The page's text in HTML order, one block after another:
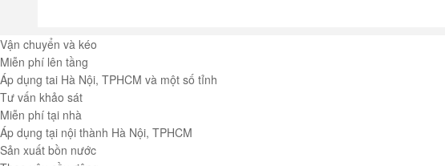
Vận chuyển và kéo
Miễn phí lên tầng
Áp dụng tai Hà Nội, TPHCM và một số tỉnh
Tư vấn khảo sát
Miễn phí tại nhà
Áp dụng tại nội thành Hà Nội, TPHCM
Sản xuất bồn nước